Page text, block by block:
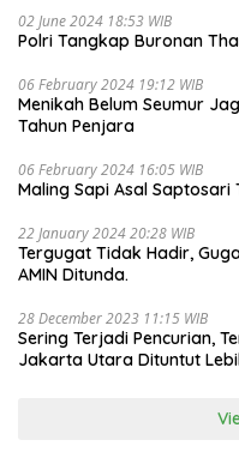
02 June 2024 18:53 WIB
Polri Tangkap Buronan
06 February 2024 19:12 WIB
Menikah Belum Seumur
Tahun Penjara
06 February 2024 16:05 WIB
Maling Sapi Asal Saptosari
22 January 2024 20:28 WIB
Tergugat Tidak Hadir,
AMIN Ditunda.
28 December 2023 11:15 WIB
Sering Terjadi Pencurian,
Jakarta Utara Dituntut